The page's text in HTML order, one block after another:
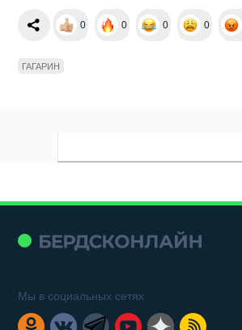
0 0 0 0
ГАГАРИН
Мы в социальных сетях